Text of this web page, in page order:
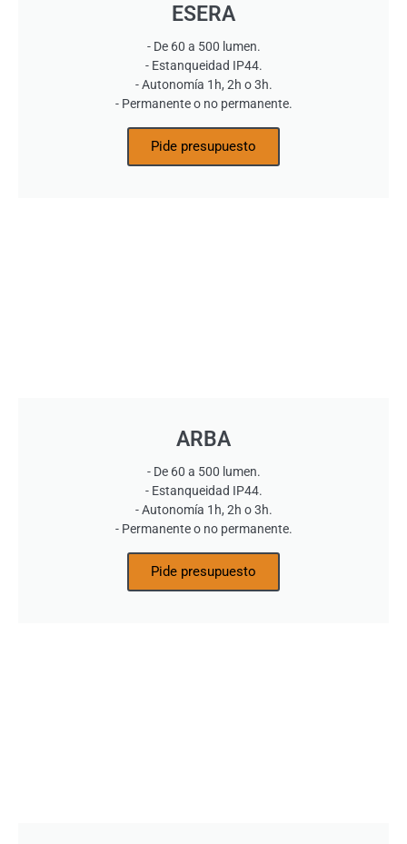
ESERA
- De 60 a 500 lumen.
- Estanqueidad IP44.
- Autonomía 1h, 2h o 3h.
- Permanente o no permanente.
Pide presupuesto
ARBA
- De 60 a 500 lumen.
- Estanqueidad IP44.
- Autonomía 1h, 2h o 3h.
- Permanente o no permanente.
Pide presupuesto